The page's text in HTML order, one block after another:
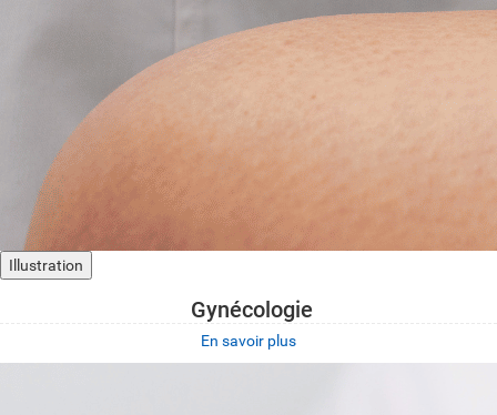
Illustration
Gynécologie
En savoir plus